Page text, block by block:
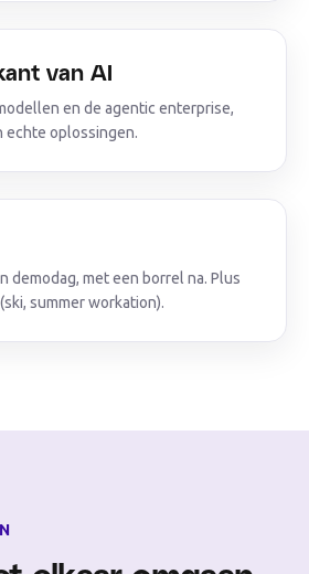
van AI
en de agentic enterprise,
echte oplossingen.
demodag, met een borrel na. Plus
summer workation).